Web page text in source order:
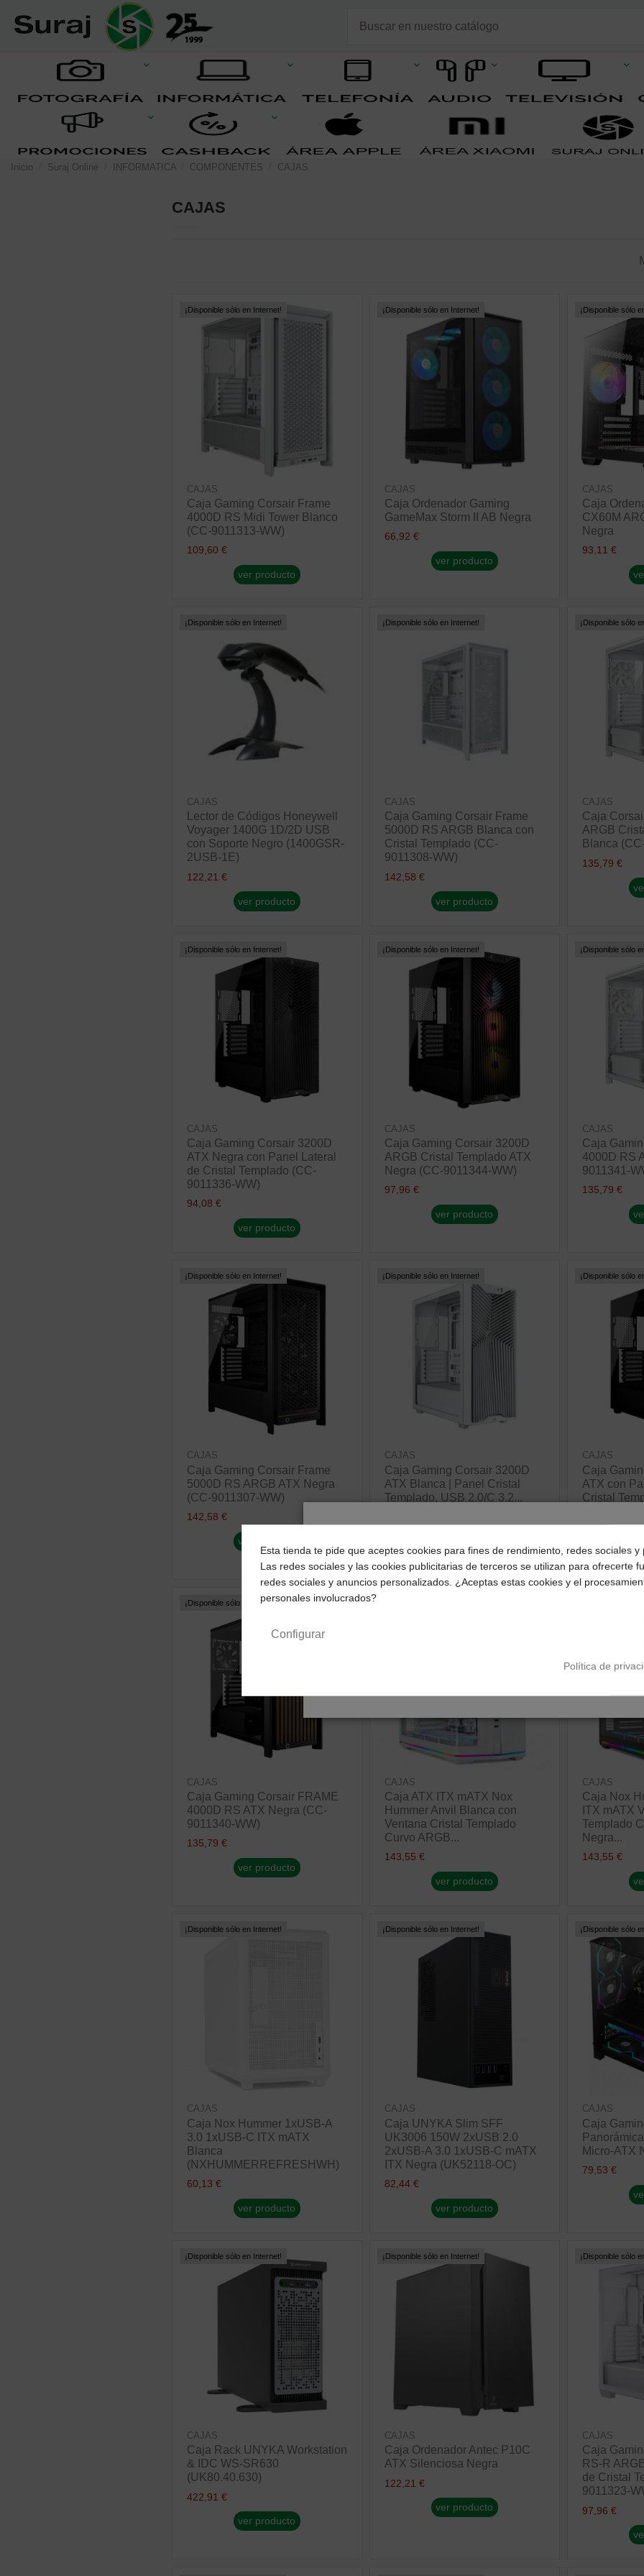
Inicio Suraj Online INFORMATICA COMPONENTES CAJAS
CAJAS
¡Disponible sólo en Internet!
CAJAS
Caja Gaming Corsair Frame
4000D RS Midi Tower Blanco
(CC-9011313-WW)
109,60 €
ver producto
¡Disponible sólo en Internet!
CAJAS
Caja Ordenador Gaming
GameMax Storm II AB Negra
66,92 €
ver producto
¡Disponible sólo
CAJAS
Caja
CX60M
Negra
93,11 €
¡Disponible sólo en Internet!
CAJAS
Lector de Códigos Honeywell
Voyager 1400G 1D/2D USB
con Soporte Negro (1400GSR-
2USB-1E)
122,21 €
ver producto
¡Disponible sólo en Internet!
CAJAS
Caja Gaming Corsair Frame
5000D RS ARGB Blanca con
Cristal Templado (CC-
9011308-WW)
142,58 €
ver producto
¡Disponible sólo
CAJAS
Caja
ARGB
Blanca
135,79 €
¡Disponible sólo en Internet!
CAJAS
Caja Gaming Corsair 3200D
ATX Negra con Panel Lateral
de Cristal Templado (CC-
9011336-WW)
94,08 €
ver producto
¡Disponible sólo en Internet!
CAJAS
Caja Gaming Corsair 3200D
ARGB Cristal Templado ATX
Negra (CC-9011344-WW)
97,96 €
ver producto
¡Disponible sólo
CAJAS
Caja
4000D RS
9011341-
135,79 €
¡Disponible sólo en Internet!
CAJAS
Caja Gaming Corsair Frame
5000D RS ARGB ATX Negra
(CC-9011307-WW)
142,58 €
ver producto
¡Disponible sólo en Internet!
CAJAS
Caja Gaming Corsair 3200D
ATX Blanca | Panel Cristal
Templado, USB 2.0/C 3.2...
¡Disponible sólo
CAJAS
Caja
ATX con
Cristal
¡Disponible sólo en Internet!
CAJAS
Caja Gaming Corsair FRAME
4000D RS ATX Negra (CC-
9011340-WW)
135,79 €
ver producto
CAJAS
Caja ATX ITX mATX Nox
Hummer Anvil Blanca con
Ventana Cristal Templado
Curvo ARGB...
143,55 €
ver producto
CAJAS
Caja Nox
ITX mATX
Templado
Negra...
143,55 €
¡Disponible sólo en Internet!
CAJAS
Caja Nox Hummer 1xUSB-A
3.0 1xUSB-C ITX mATX
Blanca
(NXHUMMERREFRESHWH)
60,13 €
ver producto
¡Disponible sólo en Internet!
CAJAS
Caja UNYKA Slim SFF
UK3006 150W 2xUSB 2.0
2xUSB-A 3.0 1xUSB-C mATX
ITX Negra (UK52118-OC)
82,44 €
ver producto
¡Disponible sólo
CAJAS
Caja
Micro-ATX
79,53 €
¡Disponible sólo en Internet!
CAJAS
Caja Rack UNYKA Workstation
& IDC WS-SR630
(UK80.40.630)
422,91 €
ver producto
¡Disponible sólo en Internet!
CAJAS
Caja Ordenador Antec P10C
ATX Silenciosa Negra
122,21 €
ver producto
¡Disponible sólo
CAJAS
Caja
RS-R
de Cristal
9011323-
97,96 €
¿Dónde deseas recibir tu pedido?
Selecciona tu ubicación para mostrarte los precios e
impuestos correctos para tu región.
Esta tienda te pide que aceptes cookies para fines de rendimiento, redes sociales y
Las redes sociales y las cookies publicitarias de terceros se utilizan para ofrecerte
redes sociales y anuncios personalizados. ¿Aceptas estas cookies y el
personales involucrados?
Configurar
Política de